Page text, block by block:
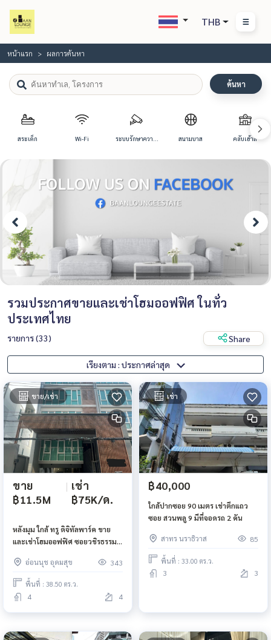
THB
หน้าแรก ผลการค้นหา
ค้นหา
สระเด็ก Wi-Fi ระบบรักษาความ สนามบาส คลับเฮ้าส์
รวมประกาศขายและเช่าโฮมออฟฟิศ ในทั่ว
ประเทศไทย
รายการ (33) Share
เรียงตาม : ประกาศล่าสุด
ขาย/เช่า
ขาย
฿11.5M
| เช่า
฿75K/ด.
หลังมุม ใกล้ ทรู ดิจิทัลพาร์ค ขาย
และเช่าโฮมออฟฟิศ ซอยวชิรธรรม
อ่อนนุช อุดมสุข
343
พื้นที่ : 38.50 ตร.ว.
4 4
เช่า
฿40,000
ใกล้ปากซอย 90 เมตร เช่าตึกแถว
ซอย สวนพลู 9 มีที่จอดรถ 2 คัน
สาทร นราธิวาส 85
พื้นที่ : 33.00 ตร.ว.
3 3